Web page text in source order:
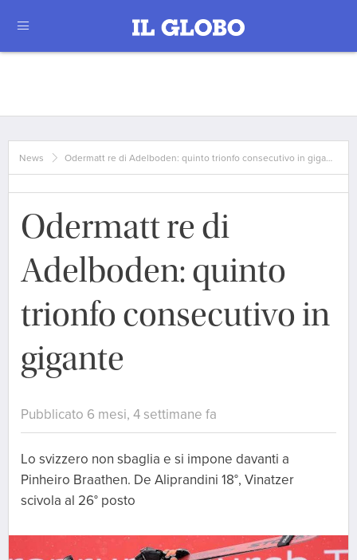
News Odermatt re di Adelboden: quinto trionfo consecutivo in giga…
Odermatt re di
Adelboden: quinto
trionfo consecutivo in
gigante
Pubblicato 6 mesi, 4 settimane fa
Lo svizzero non sbaglia e si impone davanti a
Pinheiro Braathen. De Aliprandini 18°, Vinatzer
scivola al 26° posto